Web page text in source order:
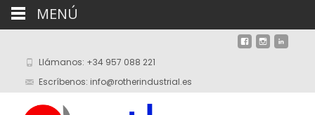
Llámanos: +34 957 088 221
Escríbenos: info@rotherindustrial.es
MENÚ